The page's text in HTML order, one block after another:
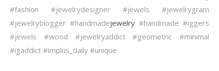
#fashion
#jewelrydesigner #jewels
#jewelrygram
#jewelryblogger #handmadejewelry #handmade #iggers
#jewels
#wood #jewelryaddict #geometric
#minimal
#igaddict #implus_daily #unique